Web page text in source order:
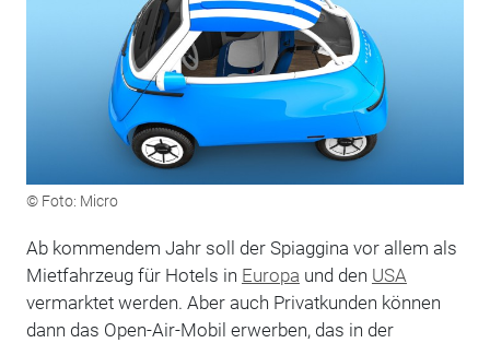
© Foto: Micro
Ab kommendem Jahr soll der Spiaggina vor allem als
Mietfahrzeug für Hotels in Europa und den USA
vermarktet werden. Aber auch Privatkunden können
dann das Open-Air-Mobil erwerben, das in der